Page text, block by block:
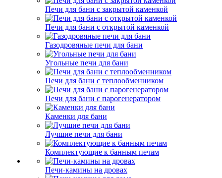
Печи для бани с закрытой каменкой
Печи для бани с открытой каменкой
Газодровяные печи для бани
Угольные печи для бани
Печи для бани с теплообменником
Печи для бани с парогенератором
Каменки для бани
Лучшие печи для бани
Комплектующие к банным печам
Печи-камины на дровах